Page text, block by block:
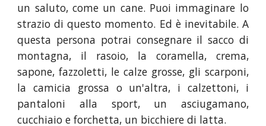
un saluto, come un cane. Puoi immaginare lo
strazio di questo momento. Ed è inevitabile. A
questa persona potrai consegnare il sacco di
montagna, il rasoio, la coramella, crema,
sapone, fazzoletti, le calze grosse, gli scarponi,
la camicia grossa o un'altra, i calzettoni, i
pantaloni alla sport, un asciugamano,
cucchiaio e forchetta, un bicchiere di latta.